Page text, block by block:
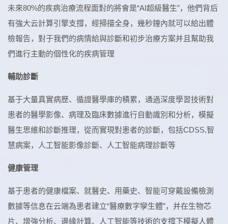
未來80%的疾病治療流程面對的將會是“AI超級醫生”，他們背后
有強大云計算引擎支撐，經掃描全身，幾秒鐘內就可以給出體
檢報告，對于我們的病情給與診斷和初步治療方案并且幫助我
們進行主動的個性化的疾病管理
輔助診斷
基于大量真實病歷、循證醫學庫的積累，通過深度學習技術對
患者的醫學影像、病理及臨床數據進行自動識別和分析，模擬
醫生思維和診斷推理，從而實現對患者的診斷，包括CDSS,智
慧病案，人工智能影像診斷、人工智能病理診斷等
健康管理
基于患者的健康檔案、就醫史、用藥史、智能可穿戴設備檢測
數據等信息在云端為患者建立“醫療數字孿生體”，并在生物芯
片、增強分析、邊緣計算、人工智能等技術的支撐下模擬人體